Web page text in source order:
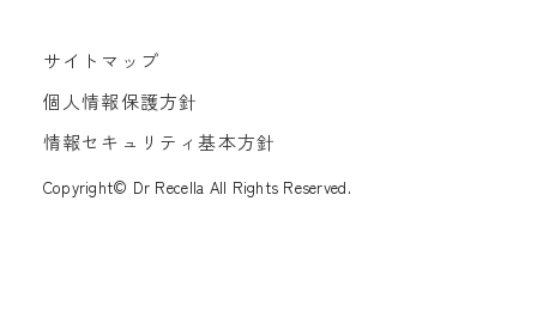
サイトマップ
個人情報保護方針
情報セキュリティ基本方針
Copyright© Dr Recella All Rights Reserved.